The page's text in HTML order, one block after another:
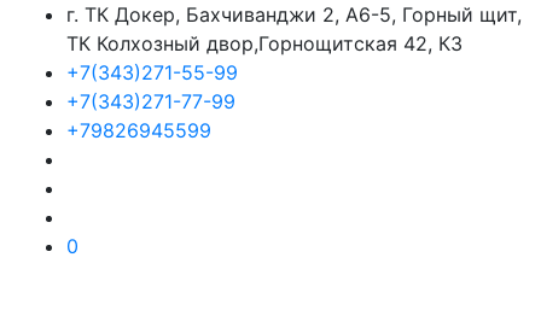
г. ТК Докер, Бахчиванджи 2, А6-5, Горный щит,
ТК Колхозный двор,Горнощитская 42, К3
+7(343)271-55-99
+7(343)271-77-99
+79826945599
0